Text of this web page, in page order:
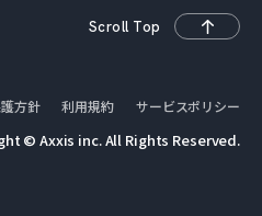
Scroll Top
方針 利用規約 サービスポリシー
© Axxis inc. All Rights Reserved.